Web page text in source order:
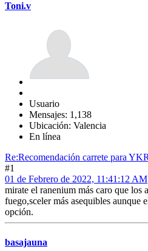
Toni.v
Usuario
Mensajes: 1,138
Ubicación: Valencia
En línea
Re:Recomendación carrete para
#1
01 de Febrero de 2022, 11:41:12 AM
mirate el ranenium más caro que los
fuego,sceler más asequibles aunque
opción.
basajauna